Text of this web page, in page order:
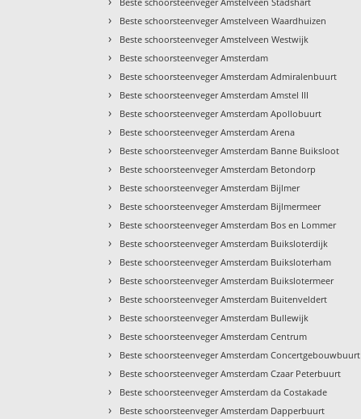
› Beste schoorsteenveger Amstelveen Waardhuizen
› Beste schoorsteenveger Amstelveen Westwijk
› Beste schoorsteenveger Amsterdam
› Beste schoorsteenveger Amsterdam Admiralenbuurt
› Beste schoorsteenveger Amsterdam Amstel III
› Beste schoorsteenveger Amsterdam Apollobuurt
› Beste schoorsteenveger Amsterdam Arena
› Beste schoorsteenveger Amsterdam Banne Buiksloot
› Beste schoorsteenveger Amsterdam Betondorp
› Beste schoorsteenveger Amsterdam Bijlmer
› Beste schoorsteenveger Amsterdam Bijlmermeer
› Beste schoorsteenveger Amsterdam Bos en Lommer
› Beste schoorsteenveger Amsterdam Buiksloterdijk
› Beste schoorsteenveger Amsterdam Buiksloterham
› Beste schoorsteenveger Amsterdam Buikslotermeer
› Beste schoorsteenveger Amsterdam Buitenveldert
› Beste schoorsteenveger Amsterdam Bullewijk
› Beste schoorsteenveger Amsterdam Centrum
› Beste schoorsteenveger Amsterdam Concertgebouwbuurt
› Beste schoorsteenveger Amsterdam Czaar Peterbuurt
› Beste schoorsteenveger Amsterdam da Costakade
› Beste schoorsteenveger Amsterdam Dapperbuurt